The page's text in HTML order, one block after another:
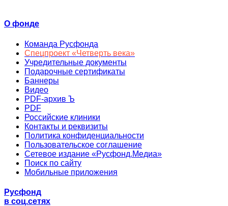
О фонде
Команда Русфонда
Спецпроект «Четверть века»
Учредительные документы
Подарочные сертификаты
Баннеры
Видео
PDF-архив Ъ
PDF
Российские клиники
Контакты и реквизиты
Политика конфиденциальности
Пользовательское соглашение
Сетевое издание «Русфонд.Медиа»
Поиск по сайту
Мобильные приложения
Русфонд
в соц.сетях